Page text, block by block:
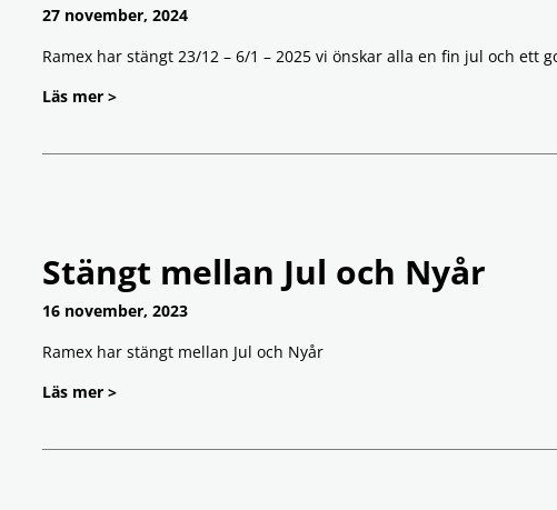
27 november, 2024
Ramex har stängt 23/12 – 6/1 – 2025 vi önskar alla en fin jul och ett
Läs mer >
Stängt mellan Jul och Nyår
16 november, 2023
Ramex har stängt mellan Jul och Nyår
Läs mer >